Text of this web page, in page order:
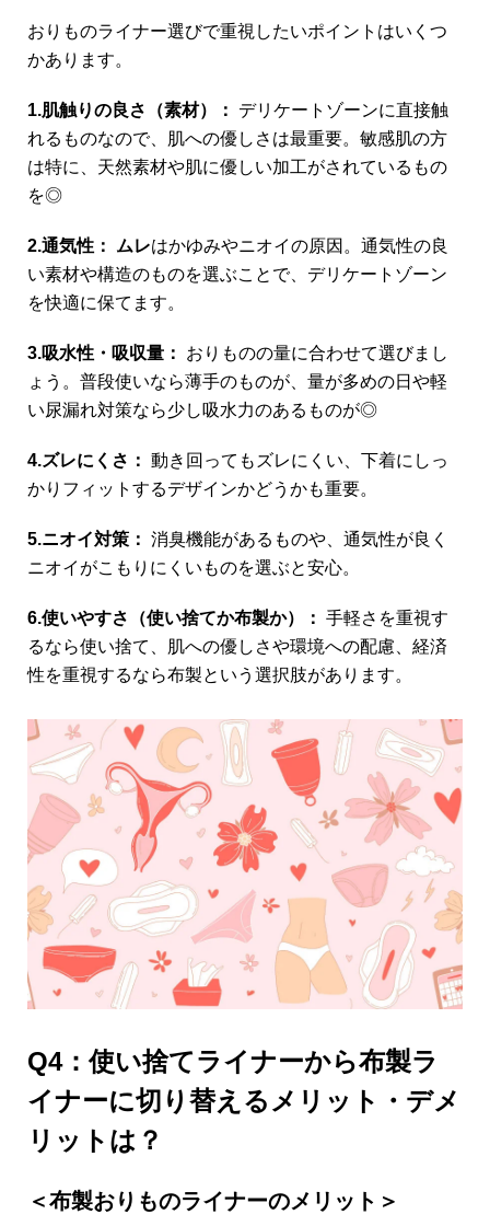
おりものライナー選びで重視したいポイントはいくつ
かあります。
1.肌触りの良さ（素材）：
デリケートゾーンに直接触
れるものなので、肌への優しさは最重要。敏感肌の方
は特に、天然素材や肌に優しい加工がされているもの
を◎
2.通気性： ムレはかゆみやニオイの原因。通気性の良
い素材や構造のものを選ぶことで、デリケートゾーン
を快適に保てます。
3.吸水性・吸収量：
おりものの量に合わせて選びまし
ょう。普段使いなら薄手のものが、量が多めの日や軽
い尿漏れ対策なら少し吸水力のあるものが◎
4.ズレにくさ： 動き回ってもズレにくい、下着にしっ
かりフィットするデザインかどうかも重要。
5.ニオイ対策： 消臭機能があるものや、通気性が良く
ニオイがこもりにくいものを選ぶと安心。
6.使いやすさ（使い捨てか布製か）： 手軽さを重視す
るなら使い捨て、肌への優しさや環境への配慮、経済
性を重視するなら布製という選択肢があります。
Q4：使い捨てライナーから布製ラ
イナーに切り替えるメリット・デメ
リットは？
＜布製おりものライナーのメリット＞